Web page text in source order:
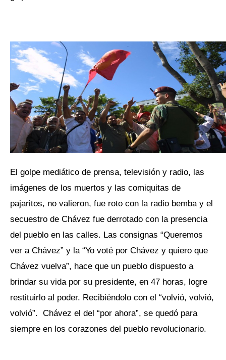
El golpe mediático de prensa, televisión y radio, las
imágenes de los muertos y las comiquitas de
pajaritos, no valieron, fue roto con la radio bemba y el
secuestro de Chávez fue derrotado con la presencia
del pueblo en las calles. Las consignas “Queremos
ver a Chávez” y la “Yo voté por Chávez y quiero que
Chávez vuelva”, hace que un pueblo dispuesto a
brindar su vida por su presidente, en 47 horas, logre
restituirlo al poder. Recibiéndolo con el “volvió, volvió,
volvió”. Chávez el del “por ahora”, se quedó para
siempre en los corazones del pueblo revolucionario.